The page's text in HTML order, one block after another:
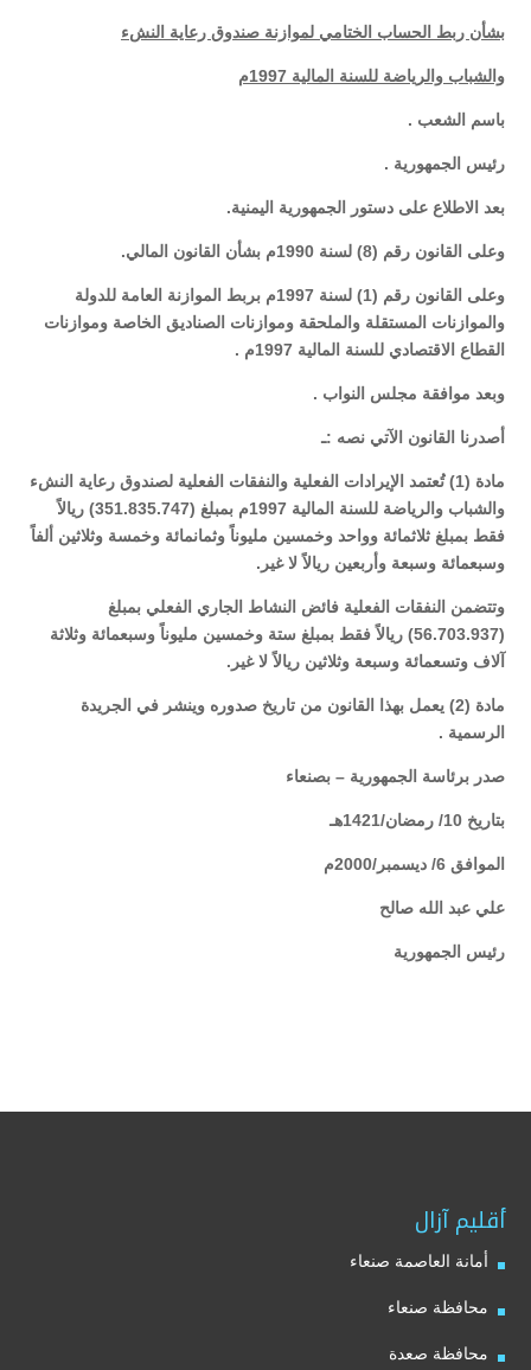
بشأن ربط الحساب الختامي لموازنة صندوق رعاية النشء
والشباب والرياضة للسنة المالية 1997م
باسم الشعب .
رئيس الجمهورية .
بعد الاطلاع على دستور الجمهورية اليمنية.
وعلى القانون رقم (8) لسنة 1990م بشأن القانون المالي.
وعلى القانون رقم (1) لسنة 1997م بربط الموازنة العامة للدولة
والموازنات المستقلة والملحقة وموازنات الصناديق الخاصة وموازنات
القطاع الاقتصادي للسنة المالية 1997م .
وبعد موافقة مجلس النواب .
أصدرنا القانون الآتي نصه :ـ
مادة (1) تُعتمد الإيرادات الفعلية والنفقات الفعلية لصندوق رعاية النشء
والشباب والرياضة للسنة المالية 1997م بمبلغ (351.835.747) ريالاً
فقط بمبلغ ثلاثمائة وواحد وخمسين مليوناً وثمانمائة وخمسة وثلاثين ألفاً
وسبعمائة وسبعة وأربعين ريالاً لا غير.
وتتضمن النفقات الفعلية فائض النشاط الجاري الفعلي بمبلغ
(56.703.937) ريالاً فقط بمبلغ ستة وخمسين مليوناً وسبعمائة وثلاثة
آلاف وتسعمائة وسبعة وثلاثين ريالاً لا غير.
مادة (2) يعمل بهذا القانون من تاريخ صدوره وينشر في الجريدة
الرسمية .
صدر برئاسة الجمهورية – بصنعاء
بتاريخ 10/ رمضان/1421هـ
الموافق 6/ ديسمبر/2000م
علي عبد الله صالح
رئيس الجمهورية
أقليم آزال
أمانة العاصمة صنعاء
محافظة صنعاء
محافظة صعدة